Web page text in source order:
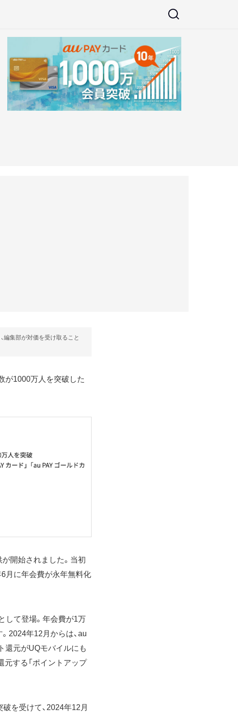
編集部が対価を受け取ること
が1000万人を突破した
開始されました。当初
月に年会費が永年無料化
して登場。年会費が1万
2024年12月からは、au
還元がUQモバイルにも
する「ポイントアップ
を受けて、2024年12月